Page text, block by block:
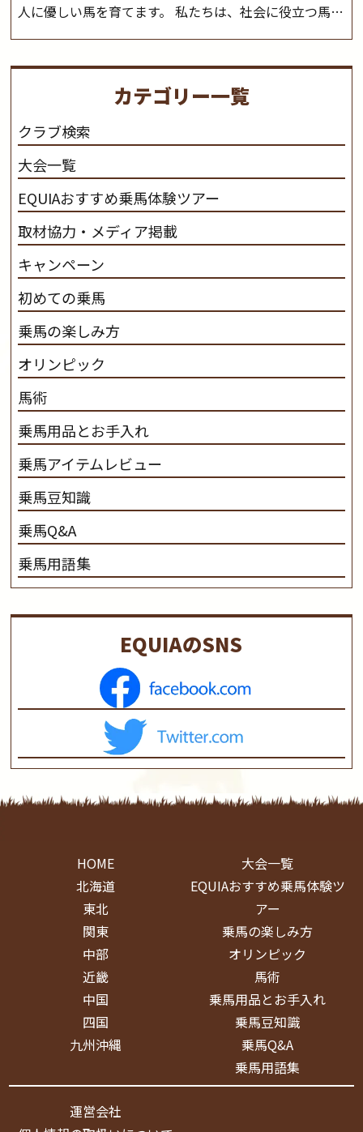
人に優しい馬を育てます。 私たちは、社会に役立つ馬を
生産します。 私たちは、馬や人々に癒しとなる環境を守
さと魅力を追求します。 私たちは、馬の品種と血統にこ
だわります。 私たちは、乗用馬の質の向上を目指し、生
産･育成･調教を一貫して行います。カナディアンキャ
ンプ乗馬クラブ九州のツアー情報はこちら
カテゴリー一覧
クラブ検索
大会一覧
EQUIAおすすめ乗馬体験ツアー
取材協力・メディア掲載
キャンペーン
初めての乗馬
乗馬の楽しみ方
オリンピック
馬術
乗馬用品とお手入れ
乗馬アイテムレビュー
乗馬豆知識
乗馬Q&A
乗馬用語集
EQUIAのSNS
HOME
北海道
東北
関東
中部
近畿
中国
四国
九州沖縄
大会一覧
EQUIAおすすめ乗馬体験ツ
アー
乗馬の楽しみ方
オリンピック
馬術
乗馬用品とお手入れ
乗馬豆知識
乗馬Q&A
乗馬用語集
運営会社